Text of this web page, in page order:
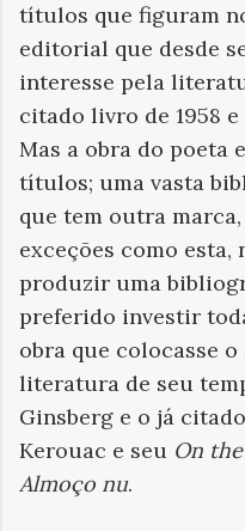
títulos que figuram
editorial que desde
interesse pela
citado livro de 1958 e
Mas a obra do poeta
títulos; uma vasta
que tem outra
exceções como esta,
produzir uma
preferido investir
obra que colocasse
literatura de seu
Ginsberg e o já citado
Kerouac e seu On
Almoço nu.